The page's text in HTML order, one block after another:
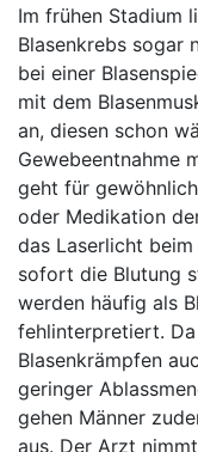
Im frühen Stadium
Blasenkrebs sogar
bei einer
mit dem
an, diesen schon
Gewebeentnahme
geht für
oder Medikation
das Laserlicht
sofort die Blutung
werden häufig als
fehlinterpretiert.
Blasenkrämpfen
geringer
gehen Männer
aus. Der Arzt